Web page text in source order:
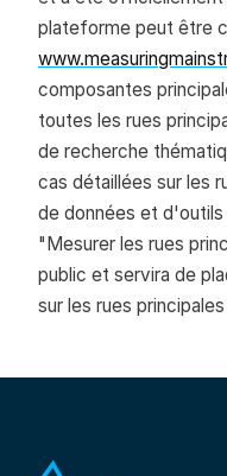
plateforme peut être
composantes
toutes les rues
de recherche
cas détaillées sur les
de données et
"Mesurer les rues
public et servira de
sur les rues